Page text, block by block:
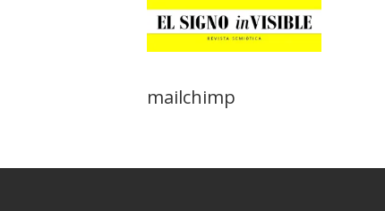
mailchimp